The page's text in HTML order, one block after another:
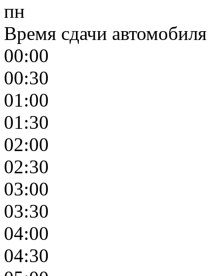
пн
Время сдачи автомобиля
00:00
00:30
01:00
01:30
02:00
02:30
03:00
03:30
04:00
04:30